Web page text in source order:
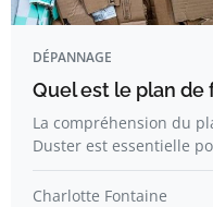
DÉPANNAGE
Quel est le plan de
La compréhension du
Duster est essentielle
Charlotte Fontaine